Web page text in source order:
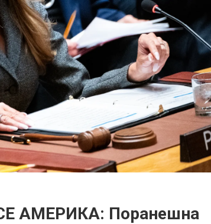
АМЕРИКА: Поранешна